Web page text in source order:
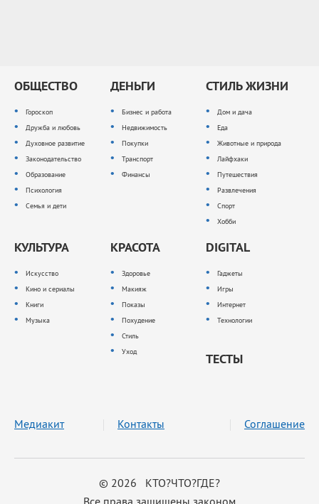
ОБЩЕСТВО
Гороскоп
Дружба и любовь
Духовное развитие
Законодательство
Образование
Психология
Семья и дети
ДЕНЬГИ
Бизнес и работа
Недвижимость
Покупки
Транспорт
Финансы
СТИЛЬ ЖИЗНИ
Дом и дача
Еда
Животные и природа
Лайфхаки
Путешествия
Развлечения
Спорт
Хобби
КУЛЬТУРА
Искусство
Кино и сериалы
Книги
Музыка
КРАСОТА
Здоровье
Макияж
Показы
Похудение
Стиль
Уход
DIGITAL
Гаджеты
Игры
Интернет
Технологии
ТЕСТЫ
© 2026 КТО?ЧТО?ГДЕ?
Все права защищены законом
Медиакит Контакты Соглашение